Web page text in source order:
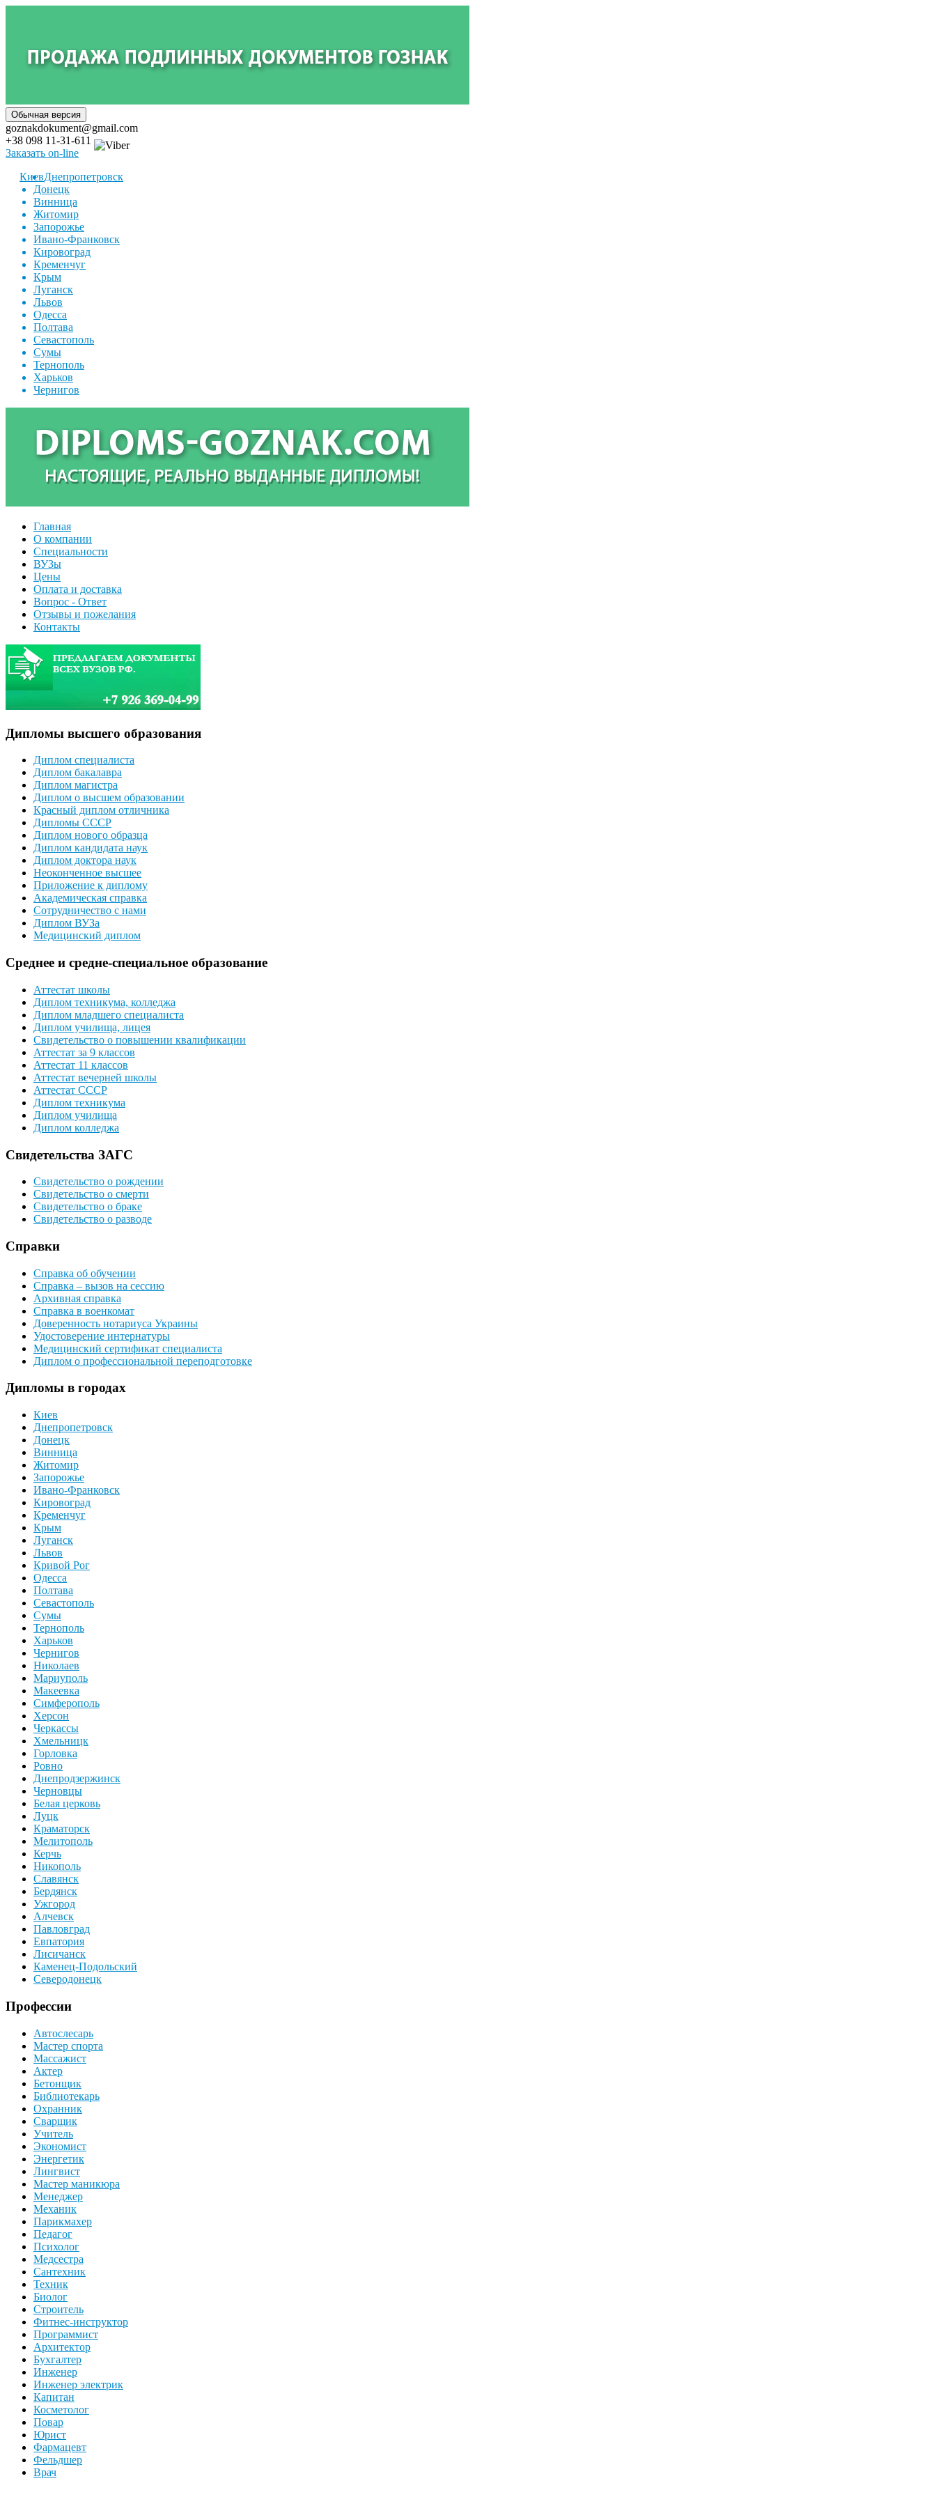
goznakdokument@gmail.com
+38 098 11-31-611
Заказать on-line
КиевДнепропетровск
Донецк
Винница
Житомир
Запорожье
Ивано-Франковск
Кировоград
Кременчуг
Крым
Луганск
Львов
Одесса
Полтава
Севастополь
Сумы
Тернополь
Харьков
Чернигов
Главная
О компании
Специальности
ВУЗы
Цены
Оплата и доставка
Вопрос - Ответ
Отзывы и пожелания
Контакты
Дипломы высшего образования
Диплом специалиста
Диплом бакалавра
Диплом магистра
Диплом о высшем образовании
Красный диплом отличника
Дипломы СССР
Диплом нового образца
Диплом кандидата наук
Диплом доктора наук
Неоконченное высшее
Приложение к диплому
Академическая справка
Сотрудничество с нами
Диплом ВУЗа
Медицинский диплом
Среднее и средне-специальное образование
Аттестат школы
Диплом техникума, колледжа
Диплом младшего специалиста
Диплом училища, лицея
Свидетельство о повышении квалификации
Аттестат за 9 классов
Аттестат 11 классов
Аттестат вечерней школы
Аттестат СССР
Диплом техникума
Диплом училища
Диплом колледжа
Свидетельства ЗАГС
Свидетельство о рождении
Свидетельство о смерти
Свидетельство о браке
Свидетельство о разводе
Справки
Справка об обучении
Справка – вызов на сессию
Архивная справка
Справка в военкомат
Доверенность нотариуса Украины
Удостоверение интернатуры
Медицинский сертификат специалиста
Диплом о профессиональной переподготовке
Дипломы в городах
Киев
Днепропетровск
Донецк
Винница
Житомир
Запорожье
Ивано-Франковск
Кировоград
Кременчуг
Крым
Луганск
Львов
Кривой Рог
Одесса
Полтава
Севастополь
Сумы
Тернополь
Харьков
Чернигов
Николаев
Мариуполь
Макеевка
Симферополь
Херсон
Черкассы
Хмельницк
Горловка
Ровно
Днепродзержинск
Черновцы
Белая церковь
Луцк
Краматорск
Мелитополь
Керчь
Никополь
Славянск
Бердянск
Ужгород
Алчевск
Павловград
Евпатория
Лисичанск
Каменец-Подольский
Северодонецк
Профессии
Автослесарь
Мастер спорта
Массажист
Актер
Бетонщик
Библиотекарь
Охранник
Сварщик
Учитель
Экономист
Энергетик
Лингвист
Мастер маникюра
Менеджер
Механик
Парикмахер
Педагог
Психолог
Медсестра
Сантехник
Техник
Биолог
Строитель
Фитнес-инструктор
Программист
Архитектор
Бухгалтер
Инженер
Инженер электрик
Капитан
Косметолог
Повар
Юрист
Фармацевт
Фельдшер
Врач